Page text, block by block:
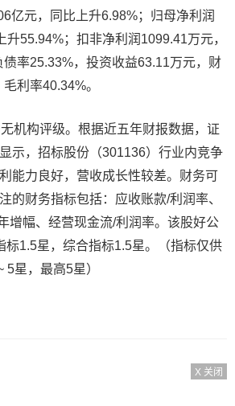
亿元，同比上升6.98%；归母净利润
升55.94%；扣非净利润1099.41万元，
债率25.33%，投资收益63.11万元，财
利率40.34%。
机构评级。根据近五年财报数据，证
示，招标股份（301136）行业内竞争
能力良好，营收成长性较差。财务可
的财务指标包括：应收账款/利润率、
增幅、经营现金流/利润率。该股好公
标1.5星，综合指标1.5星。（指标仅供
星，最高5星）
X 关闭